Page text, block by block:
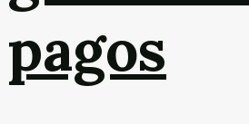
pagos